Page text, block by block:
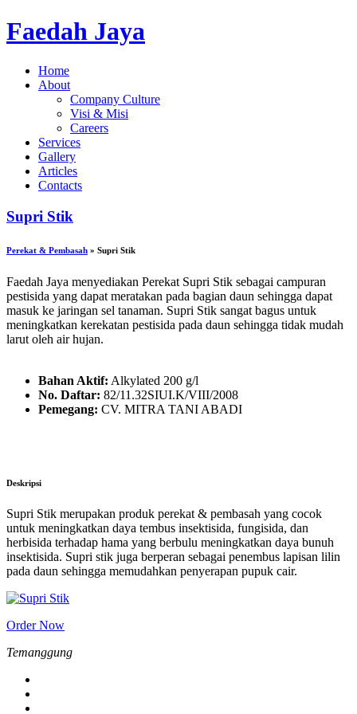
Faedah Jaya
Home
About
Company Culture
Visi & Misi
Careers
Services
Gallery
Articles
Contacts
Supri Stik
Perekat & Pembasah » Supri Stik
Faedah Jaya menyediakan Perekat Supri Stik sebagai campuran
pestisida yang dapat meratakan pada bagian daun sehingga dapat
masuk ke jaringan sel tanaman. Supri Stik sangat bagus untuk
meningkatkan kerekatan pestisida pada daun sehingga tidak mudah
larut oleh air hujan.
Bahan Aktif: Alkylated 200 g/l
No. Daftar: 82/11.32SIUI.K/VIII/2008
Pemegang: CV. MITRA TANI ABADI
Deskripsi
Supri Stik merupakan produk perekat & pembasah yang cocok
untuk meningkatkan daya tembus insektisida, fungisida, dan
herbisida terhadap hama yang berbulu meningkatkan daya bunuh
insektisida. Supri stik juga berperan sebagai penembus lapisan lilin
pada daun sehingga memudahkan penyerapan pupuk cair.
Order Now
Temanggung